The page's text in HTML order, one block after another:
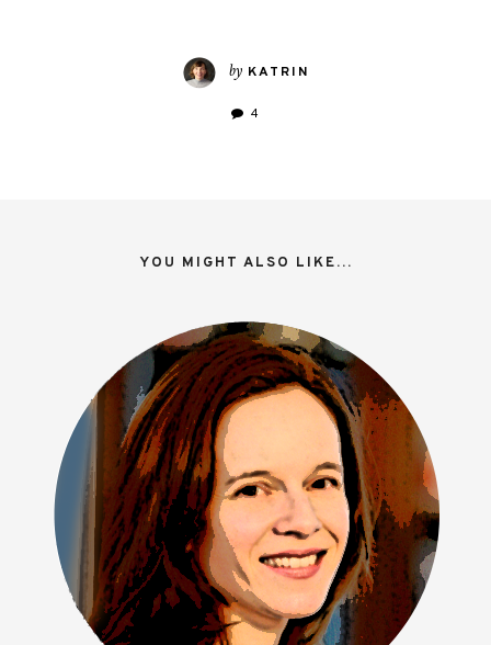
by KATRIN
4
YOU MIGHT ALSO LIKE...